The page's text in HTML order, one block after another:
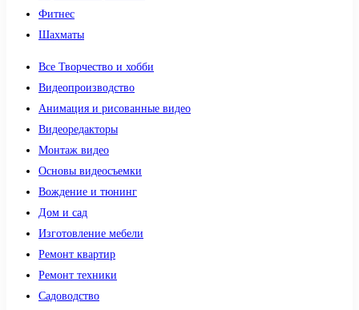
Фитнес
Шахматы
Все Творчество и хобби
Видеопроизводство
Анимация и рисованные видео
Видеоредакторы
Монтаж видео
Основы видеосъемки
Вождение и тюнинг
Дом и сад
Изготовление мебели
Ремонт квартир
Ремонт техники
Садоводство